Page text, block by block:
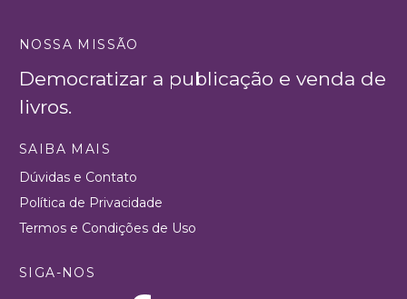
NOSSA MISSÃO
Democratizar a publicação e venda de
livros.
SAIBA MAIS
Dúvidas e Contato
Política de Privacidade
Termos e Condições de Uso
SIGA-NOS